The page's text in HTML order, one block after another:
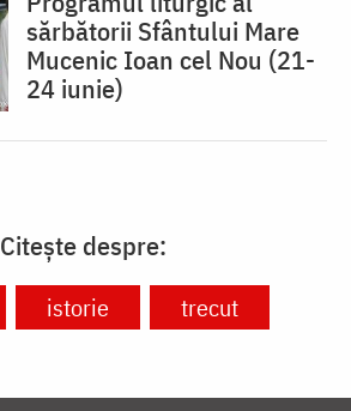
sărbătorii Sfântului Mare
Mucenic Ioan cel Nou (21-
24 iunie)
Citește despre:
istorie trecut